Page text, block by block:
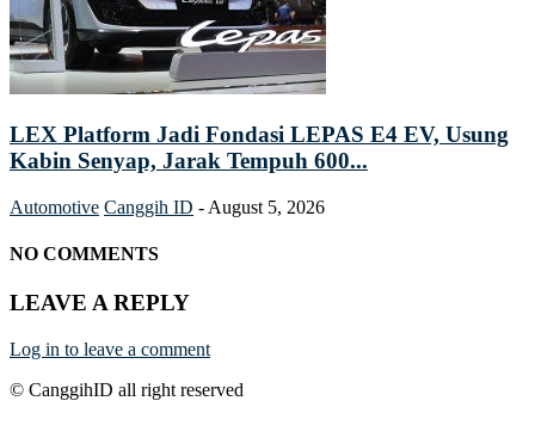
LEX Platform Jadi Fondasi LEPAS E4 EV, Usung
Kabin Senyap, Jarak Tempuh 600...
Automotive Canggih ID - August 5, 2026
NO COMMENTS
LEAVE A REPLY
Log in to leave a comment
© CanggihID all right reserved